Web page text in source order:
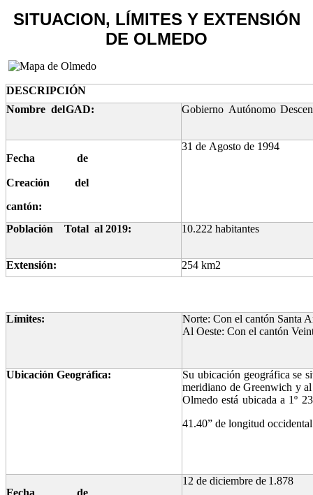
SITUACION, LÍMITES Y EXTENSIÓN
DE OLMEDO
DESCRIPCIÓN
Nombre delGAD: Gobierno Autónomo
Fecha de
Creación del
cantón:
31 de Agosto de 1994
Población Total al 2019: 10.222 habitantes
Extensión: 254 km2
Límites:
Norte: Con el cantón Santa
Al Oeste: Con el cantón
Ubicación Geográfica:
Su ubicación geográfica se
meridiano de Greenwich y
Olmedo está ubicada a 1º
41.40” de longitud
12 de diciembre de 1.878